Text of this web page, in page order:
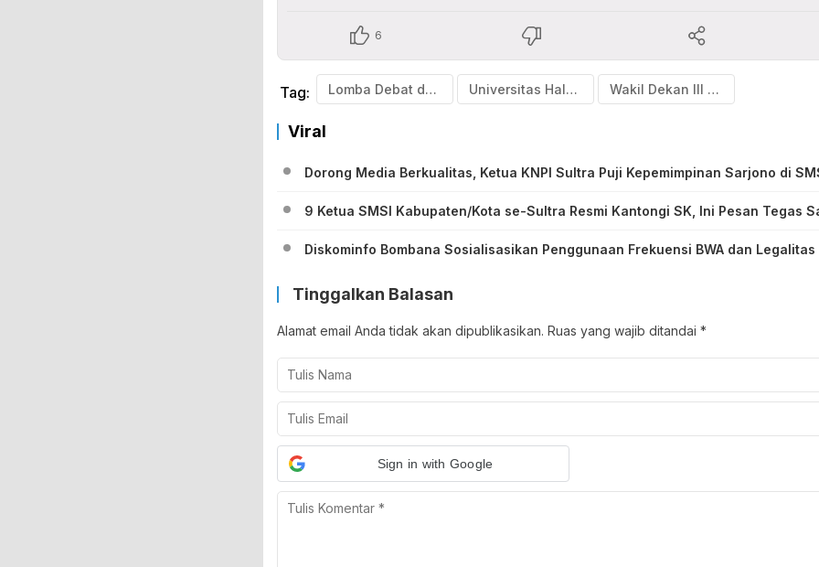
6
Tag: Lomba Debat dan Orasi Ilmiah Universitas Haluoleo Kendari Wakil Dekan III Fisip Uho Kendari
Viral
Dorong Media Berkualitas, Ketua KNPI Sultra Puji Kepemimpinan Sarjono di
9 Ketua SMSI Kabupaten/Kota se-Sultra Resmi Kantongi SK, Ini Pesan Tegas
Diskominfo Bombana Sosialisasikan Penggunaan Frekuensi BWA dan Legalitas
Tinggalkan Balasan
Alamat email Anda tidak akan dipublikasikan. Ruas yang wajib ditandai *
Sign in with Google